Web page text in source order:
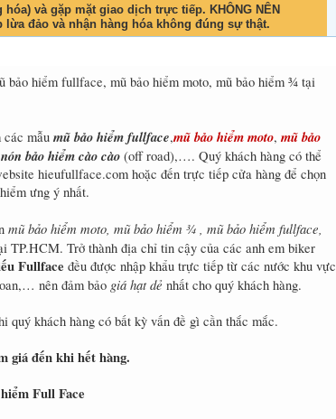
và gặp mặt giao dịch trực tiếp. KHÔNG NÊN
đảo và nhận hàng hóa không đúng sự thật.
bảo hiểm fullface, mũ bảo hiểm moto, mũ bảo hiểm ¾ tại
các mẫu mũ bảo hiểm fullface,mũ bảo hiểm moto, mũ bảo
nón bảo hiểm cào cào (off road),…. Quý khách hàng có thể
hieufullface.com hoặc đến trực tiếp cửa hàng để chọn
ưng ý nhất.
mũ bảo hiểm moto, mũ bảo hiểm ¾ , mũ bảo hiểm fullface,
TP.HCM. Trở thành địa chỉ tin cậy của các anh em biker
Fullface đều được nhập khẩu trực tiếp từ các nước khu vực
nên đảm bảo giá hạt dẻ nhất cho quý khách hàng.
quý khách hàng có bất kỳ vấn đề gì cần thắc mắc.
giá đến khi hết hàng.
Full Face